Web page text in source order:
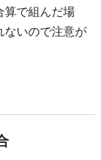
算で組んだ場
ないので注意が